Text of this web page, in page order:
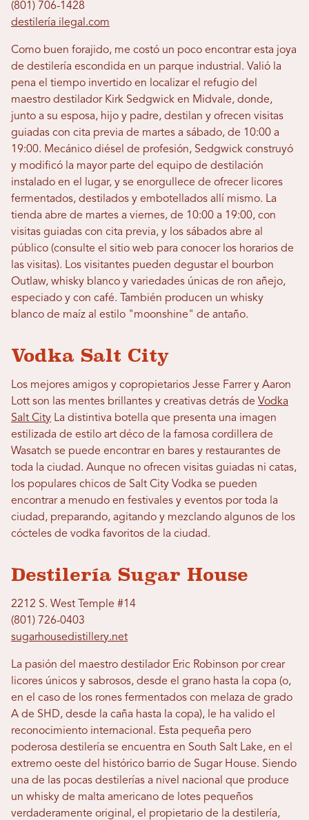
(801) 706-1428
destilería ilegal.com
Como buen forajido, me costó un poco encontrar esta joya
de destilería escondida en un parque industrial. Valió la
pena el tiempo invertido en localizar el refugio del
maestro destilador Kirk Sedgwick en Midvale, donde,
junto a su esposa, hijo y padre, destilan y ofrecen visitas
guiadas con cita previa de martes a sábado, de 10:00 a
19:00. Mecánico diésel de profesión, Sedgwick construyó
y modificó la mayor parte del equipo de destilación
instalado en el lugar, y se enorgullece de ofrecer licores
fermentados, destilados y embotellados allí mismo. La
tienda abre de martes a viernes, de 10:00 a 19:00, con
visitas guiadas con cita previa, y los sábados abre al
público (consulte el sitio web para conocer los horarios de
las visitas). Los visitantes pueden degustar el bourbon
Outlaw, whisky blanco y variedades únicas de ron añejo,
especiado y con café. También producen un whisky
blanco de maíz al estilo "moonshine" de antaño.
Vodka Salt City
Los mejores amigos y copropietarios Jesse Farrer y Aaron
Lott son las mentes brillantes y creativas detrás de Vodka
Salt City La distintiva botella que presenta una imagen
estilizada de estilo art déco de la famosa cordillera de
Wasatch se puede encontrar en bares y restaurantes de
toda la ciudad. Aunque no ofrecen visitas guiadas ni catas,
los populares chicos de Salt City Vodka se pueden
encontrar a menudo en festivales y eventos por toda la
ciudad, preparando, agitando y mezclando algunos de los
cócteles de vodka favoritos de la ciudad.
Destilería Sugar House
2212 S. West Temple #14
(801) 726-0403
sugarhousedistillery.net
La pasión del maestro destilador Eric Robinson por crear
licores únicos y sabrosos, desde el grano hasta la copa (o,
en el caso de los rones fermentados con melaza de grado
A de SHD, desde la caña hasta la copa), le ha valido el
reconocimiento internacional. Esta pequeña pero
poderosa destilería se encuentra en South Salt Lake, en el
extremo oeste del histórico barrio de Sugar House. Siendo
una de las pocas destilerías a nivel nacional que produce
un whisky de malta americano de lotes pequeños
verdaderamente original, el propietario de la destilería,